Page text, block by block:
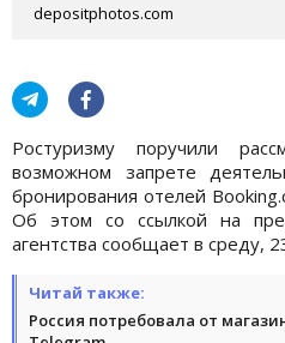
depositphotos.com
Ростуризму поручили
возможном запрете
бронирования отелей
Об этом со ссылкой на
агентства сообщает в среду,
Читай также:
Россия потребовала от